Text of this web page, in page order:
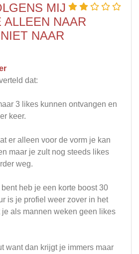
MIJ
ALLEEN NAAR
NAAR
dat:
3 likes kunnen ontvangen en
keer.
er alleen voor de vorm je kan
maar je zult nog steeds likes
weg.
heb je een korte boost 30
is je profiel weer zover in het
als mannen weken geen likes
want dan krijgt je immers maar